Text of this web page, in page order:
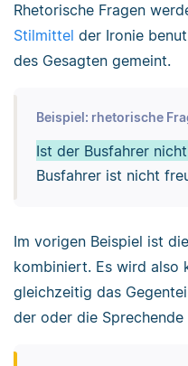
Rhetorische Fragen
Stilmittel der Ironie
des Gesagten gemeint.
Beispiel: rhetorische
Ist der Busfahrer
Busfahrer ist nicht
Im vorigen Beispiel ist
kombiniert. Es wird also
gleichzeitig das
der oder die